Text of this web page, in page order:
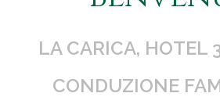
LA CARICA, HOTEL
CONDUZIONE